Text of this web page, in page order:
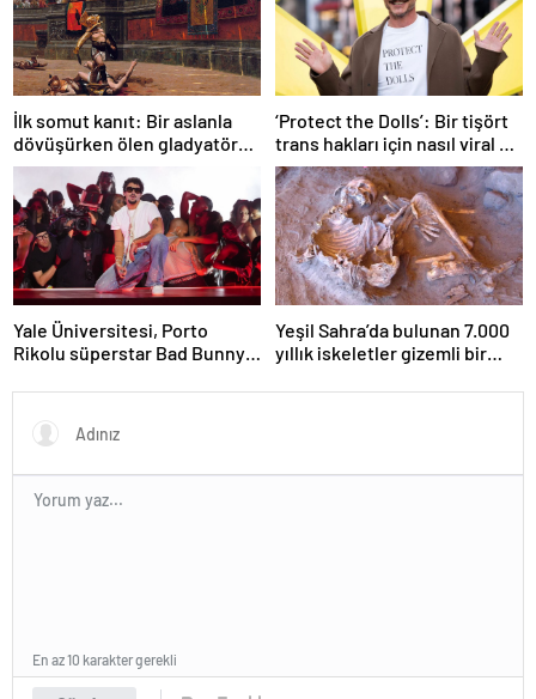
İlk somut kanıt: Bir aslanla
dövüşürken ölen gladyatörün
iskeleti bulundu
‘Protect the Dolls’: Bir tişört
trans hakları için nasıl viral bir
sembol haline geldi?
Yale Üniversitesi, Porto
Rikolu süperstar Bad Bunny
Yeşil Sahra’da bulunan 7.000
yıllık iskeletler gizemli bir
En az 10 karakter gerekli